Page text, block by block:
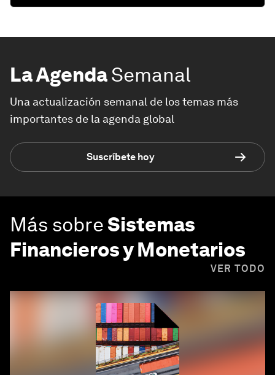
La AgendaSemanal
Una actualización semanal de los temas más
importantes de la agenda global
Suscríbete hoy
Más sobreSistemas
Financieros y Monetarios
VER TODO